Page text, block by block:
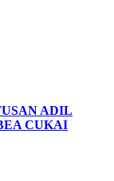
ADIL
CUKAI